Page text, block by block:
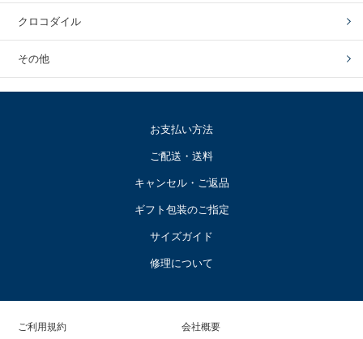
クロコダイル
その他
お支払い方法
ご配送・送料
キャンセル・ご返品
ギフト包装のご指定
サイズガイド
修理について
ご利用規約 会社概要